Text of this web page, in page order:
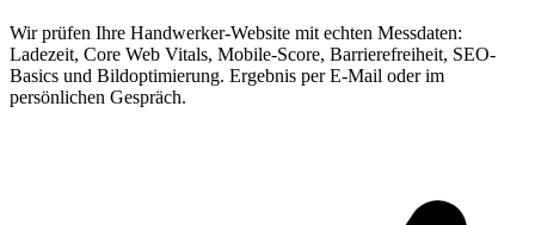
Wir prüfen Ihre Handwerker-Website mit echten Messdaten:
Ladezeit, Core Web Vitals, Mobile-Score, Barrierefreiheit, SEO-
Basics und Bildoptimierung. Ergebnis per E-Mail oder im
persönlichen Gespräch.